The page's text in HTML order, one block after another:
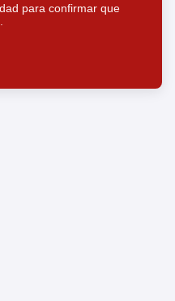
para confirmar que